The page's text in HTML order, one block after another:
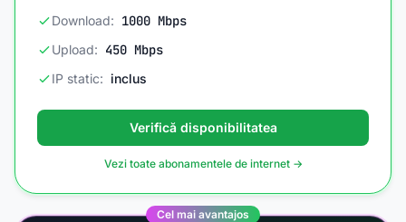
Download: 1000 Mbps
Upload: 450 Mbps
IP static: inclus
Verifică disponibilitatea
Vezi toate abonamentele de internet →
Cel mai avantajos